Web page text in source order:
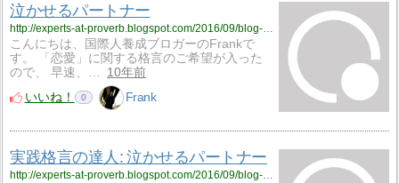
泣かせるパートナー
http://experts-at-proverb.blogspot.com/2016/09/blog-post_16.html
こんにちは、国際人養成ブロガーのFrankで
す。 「恋愛」に関する格言のご希望が入った
ので、 早速、…
10年前
いいね！
0 Frank
実践格言の達人: 泣かせるパートナー
http://experts-at-proverb.blogspot.com/2016/09/blog-post_62.html